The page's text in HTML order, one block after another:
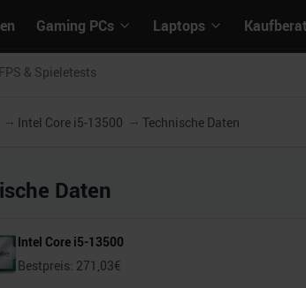
Gaming PCs Laptops
FPS & Spieletests
Intel Core i5-13500 Technische Daten
Daten
Intel Core i5-13500
Bestpreis: 271,03€